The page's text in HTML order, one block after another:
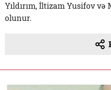
Yıldırım, İltizam Yusifov
olunur.